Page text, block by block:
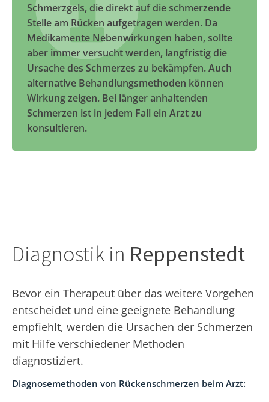
Schmerzgels, die direkt auf die schmerzende
Stelle am Rücken aufgetragen werden. Da
Medikamente Nebenwirkungen haben, sollte
aber immer versucht werden, langfristig die
Ursache des Schmerzes zu bekämpfen. Auch
alternative Behandlungsmethoden können
Wirkung zeigen. Bei länger anhaltenden
Schmerzen ist in jedem Fall ein Arzt zu
konsultieren.
Diagnostik in Reppenstedt
Bevor ein Therapeut über das weitere Vorgehen
entscheidet und eine geeignete Behandlung
empfiehlt, werden die Ursachen der Schmerzen
mit Hilfe verschiedener Methoden
diagnostiziert.
Diagnosemethoden von Rückenschmerzen beim Arzt: